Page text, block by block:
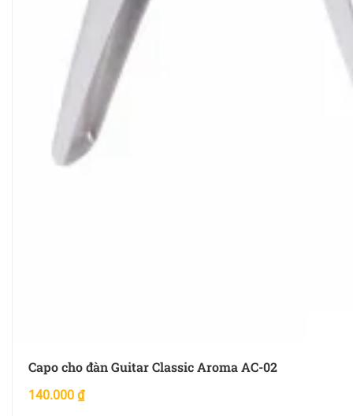
Capo cho đàn Guitar Classic Aroma AC-02
140.000 ₫